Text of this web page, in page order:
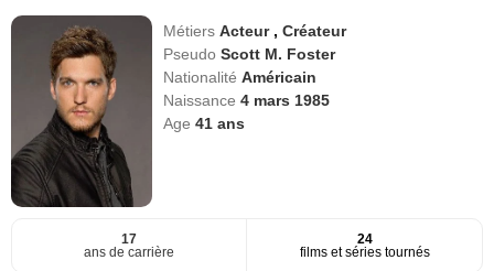
MétiersActeur ,Créateur
PseudoScott M. Foster
NationalitéAméricain
Naissance4 mars 1985
Age41 ans
17
ans de carrière
24
films et séries tournés